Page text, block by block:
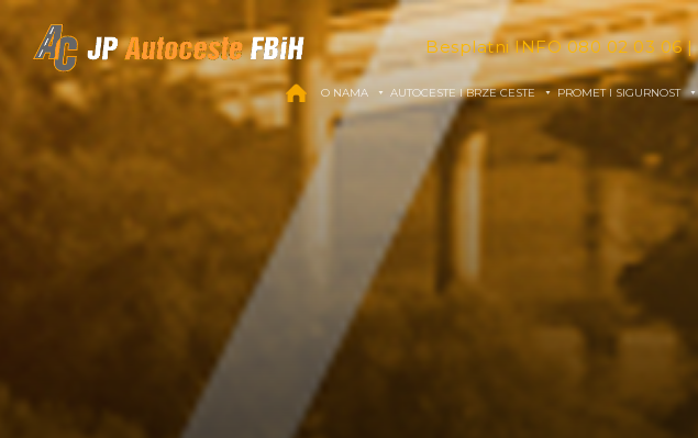
Skip to content
Besplatni INFO080 02 03 06|
O NAMA AUTOCESTE I BRZE CESTE PROMET I SIGURNOST